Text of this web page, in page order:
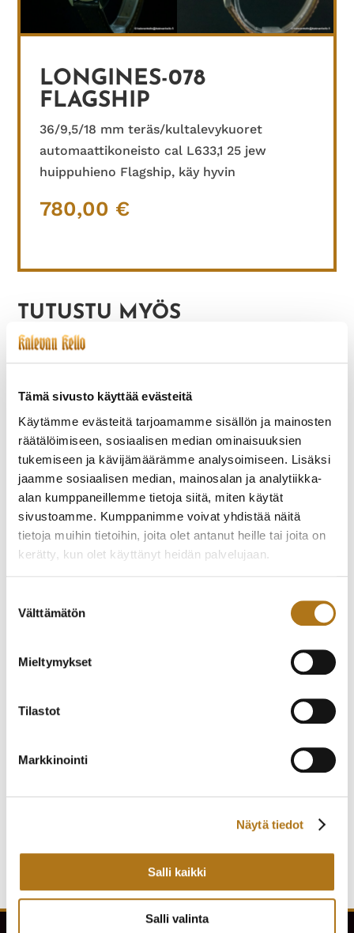
Tämä sivusto käyttää evästeitä
Käytämme evästeitä tarjoamamme sisällön ja mainosten
räätälöimiseen, sosiaalisen median ominaisuuksien
tukemiseen ja kävijämäärämme analysoimiseen. Lisäksi
jaamme sosiaalisen median, mainosalan ja analytiikka-
alan kumppaneillemme tietoja siitä, miten käytät
sivustoamme. Kumppanimme voivat yhdistää näitä
tietoja muihin tietoihin, joita olet antanut heille tai joita on
kerätty, kun olet käyttänyt heidän palvelujaan.
valinta
Välttämätön
Mieltymykset
Tilastot
Markkinointi
Näytä tiedot
Salli kaikki
Salli valinta
LONGINES-078
FLAGSHIP
36/9,5/18 mm teräs/kultalevykuoret
automaattikoneisto cal L633,1 25 jew
huippuhieno Flagship, käy hyvin
780,00 €
TUTUSTU MYÖS
ETERNA-275 VUODELTA
1972
450,00€
ETERNA-008
BIG DATE